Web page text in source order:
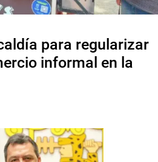
para regularizar
informal en la